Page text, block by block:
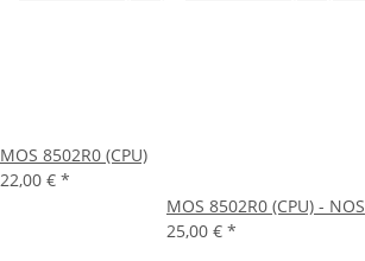
MOS 8502R0 (CPU)
22,00 € *
MOS 8502R0 (CPU) - NOS
25,00 € *